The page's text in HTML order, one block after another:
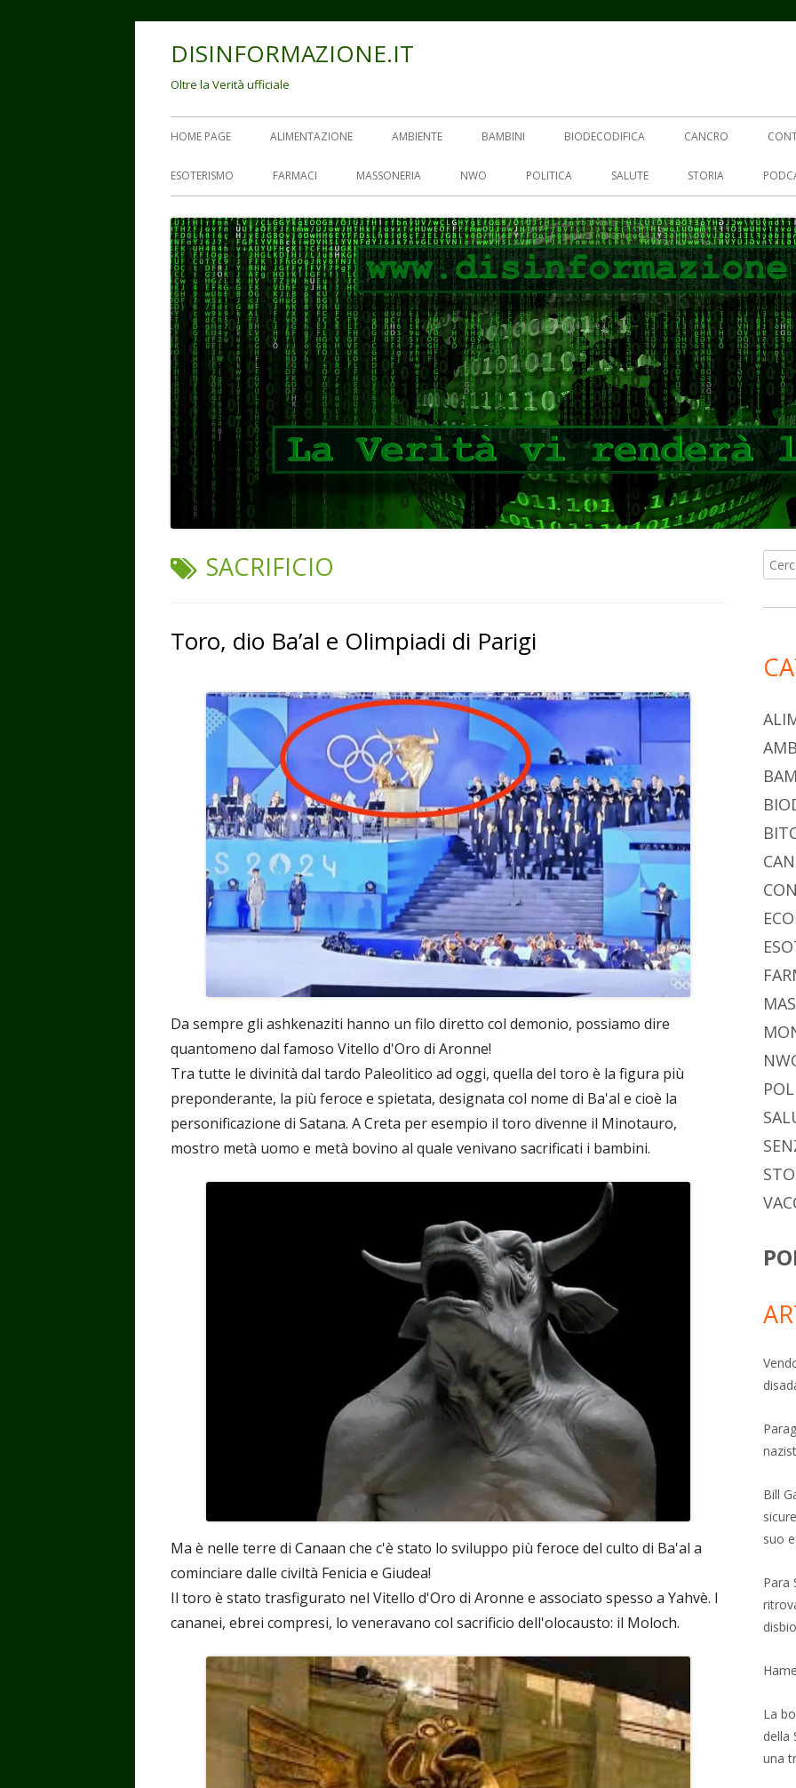
DISINFORMAZIONE.IT
Oltre la Verità ufficiale
Menu
principale
HOME PAGE ALIMENTAZIONE AMBIENTE BAMBINI BIODECODIFICA CANCRO
ESOTERISMO FARMACI MASSONERIA NWO POLITICA SALUTE STORIA
TAG:
SACRIFICIO
Toro, dio Ba’al e Olimpiadi di Parigi
Da sempre gli ashkenaziti hanno un filo diretto col demonio, possiamo dire
quantomeno dal famoso Vitello d'Oro di Aronne!
Tra tutte le divinità dal tardo Paleolitico ad oggi, quella del toro è la figura più
preponderante, la più feroce e spietata, designata col nome di Ba'al e cioè la
personificazione di Satana. A Creta per esempio il toro divenne il Minotauro,
mostro metà uomo e metà bovino al quale venivano sacrificati i bambini.
Ma è nelle terre di Canaan che c'è stato lo sviluppo più feroce del culto di Ba'al a
cominciare dalle civiltà Fenicia e Giudea!
Il toro è stato trasfigurato nel Vitello d'Oro di Aronne e associato spesso a Yahvè. I
cananei, ebrei compresi, lo veneravano col sacrificio dell'olocausto: il Moloch.
per:
Bill
suo
Para
La
della
una